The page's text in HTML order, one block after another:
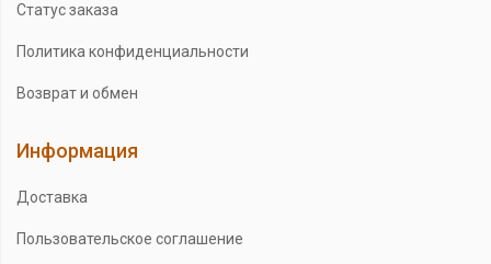
Статус заказа
Политика конфиденциальности
Возврат и обмен
Информация
Доставка
Пользовательское соглашение